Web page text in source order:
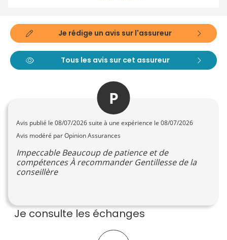
Je rédige un avis sur l'assureur
Tous les avis sur cet assureur
P
Avis publié le 08/07/2026suite à une expérience le 08/07/2026
Avis modéré par Opinion Assurances
Impeccable Beaucoup de patience et de
compétences À recommander Gentillesse de la
conseillère
Je consulte les échanges